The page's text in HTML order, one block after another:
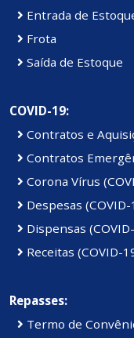
Entrada de
Frota
Saída de Estoque
COVID-19:
Contratos e
Contratos
Corona Vírus
Despesas (COVID-
Dispensas
Receitas (COVID-
Repasses:
Termo de